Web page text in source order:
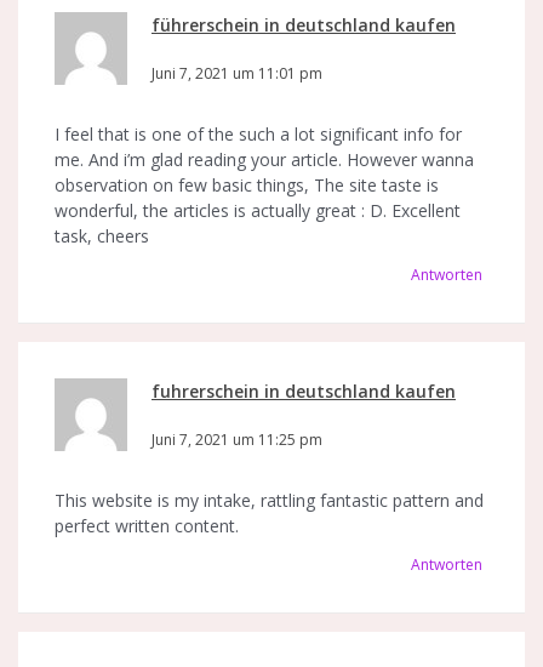
führerschein in deutschland kaufen
sagt:
Juni 7, 2021 um 11:01 pm
I feel that is one of the such a lot significant info for
me. And i’m glad reading your article. However wanna
observation on few basic things, The site taste is
wonderful, the articles is actually great : D. Excellent
task, cheers
Antworten
fuhrerschein in deutschland kaufen
sagt:
Juni 7, 2021 um 11:25 pm
This website is my intake, rattling fantastic pattern and
perfect written content.
Antworten